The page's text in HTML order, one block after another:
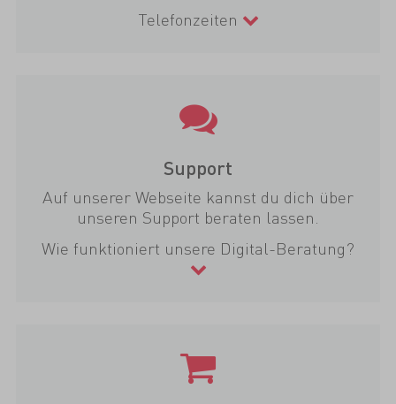
Telefonzeiten
Support
Auf unserer Webseite kannst du dich über
unseren Support beraten lassen.
Wie funktioniert unsere Digital-Beratung?